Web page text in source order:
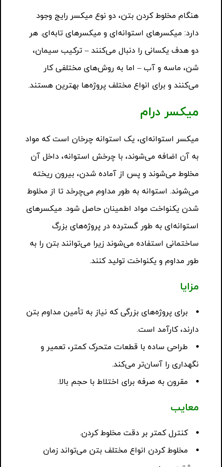
هنگام مخلوط کردن بتن، دو نوع میکسر رایج وجود
دارد: میکسرهای استوانه‌ای و میکسرهای تابه‌ای. هر
دو هدف یکسانی را دنبال می‌کنند – ترکیب سیمان،
شن، ماسه و آب – اما به روش‌های مختلفی کار
می‌کنند و برای انواع مختلف پروژه‌ها بهترین هستند.
میکسر درام
میکسر استوانه‌ای، یک استوانه چرخان است که مواد
به آن اضافه می‌شوند، با چرخش استوانه، داخل آن
مخلوط می‌شوند و پس از آماده شدن، بیرون ریخته
می‌شوند. استوانه به طور مداوم می‌چرخد تا از مخلوط
شدن یکنواخت مواد اطمینان حاصل شود. میکسرهای
استوانه‌ای به طور گسترده در پروژه‌های بزرگ
ساختمانی استفاده می‌شوند زیرا می‌توانند بتن را به
طور مداوم و یکنواخت تولید کنند.
مزایا
برای پروژه‌های بزرگی که نیاز به تأمین مداوم بتن
دارند، کارآمد است.
طراحی ساده با قطعات متحرک کمتر، تعمیر و
نگهداری را آسان‌تر می‌کند.
مقرون به صرفه برای اختلاط با حجم بالا.
معایب
کنترل کمتر بر دقت مخلوط کردن.
مخلوط کردن انواع مختلف بتن می‌تواند زمان